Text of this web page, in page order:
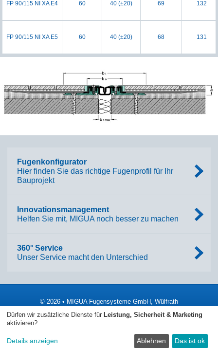
FP 90/115 NI XA E4 60 40 (±20) 69 132
FP 90/115 NI XA E5 60 40 (±20) 68 131
Fugenkonfigurator
Hier finden Sie das richtige Fugenprofil für Ihr
Bauprojekt
Innovationsmanagement
Helfen Sie mit, MIGUA noch besser zu machen
360° Service
Unser Service macht den Unterschied
© 2026 • MIGUA Fugensysteme GmbH, Wülfrath
Sitemap
Dürfen wir zusätzliche Dienste für Leistung, Sicherheit & Marketing
aktivieren?
Details anzeigen Ablehnen Das ist ok